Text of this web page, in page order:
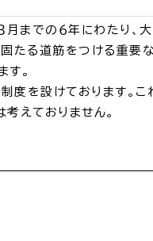
ごみ・リ
までの６年にわたり、
たる道筋をつける重要
。
度を設けております。
えておりません。